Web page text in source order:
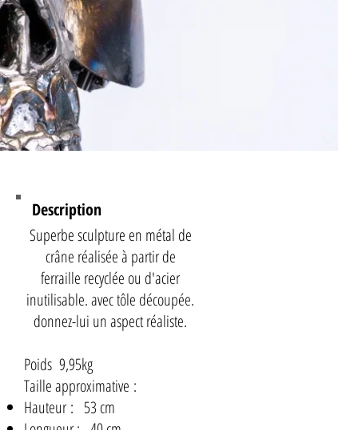
Description
Superbe sculpture en métal de
crâne réalisée à partir de
ferraille recyclée ou d'acier
inutilisable. avec tôle découpée.
donnez-lui un aspect réaliste.
Poids 9,95kg
Taille approximative :
Hauteur : 53 cm